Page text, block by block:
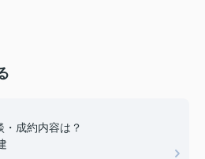
・成約内容は？